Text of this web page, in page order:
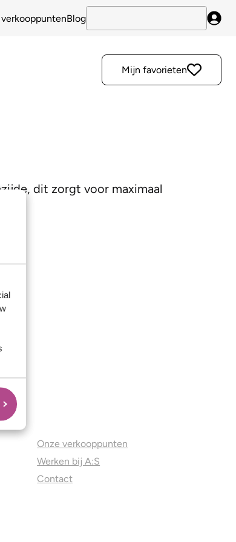
Blog
Mijn favorieten
dit zorgt voor maximaal
Onze verkooppunten
Werken bij A:S
Contact